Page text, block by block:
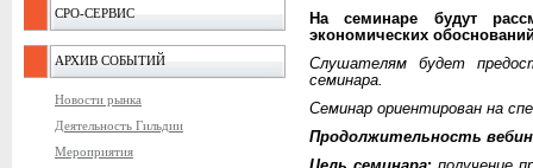
СРО-СЕРВИС
АРХИВ СОБЫТИЙ
Новости рынка
Деятельность Гильдии
Мероприятия
На семинаре будут
экономических
Слушателям будет
семинара.
Семинар ориентирован на
Продолжительность